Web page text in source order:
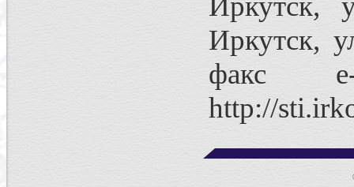
Иркутск,
факс e-
http://